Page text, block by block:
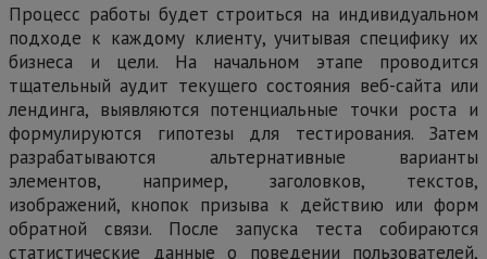
Процесс работы будет строиться на индивидуальном
подходе к каждому клиенту, учитывая специфику их
бизнеса и цели. На начальном этапе проводится
тщательный аудит текущего состояния веб-сайта или
лендинга, выявляются потенциальные точки роста и
формулируются гипотезы для тестирования. Затем
разрабатываются альтернативные варианты
элементов, например, заголовков, текстов,
изображений, кнопок призыва к действию или форм
обратной связи. После запуска теста собираются
статистические данные о поведении пользователей,